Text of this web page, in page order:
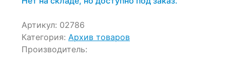
Артикул: 02786
Категория: Архив товаров
Производитель: